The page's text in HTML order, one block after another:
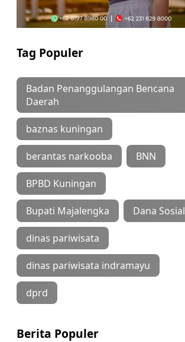
Tag Populer
Badan Penanggulangan Bencana
Daerah
baznas kuningan
berantas narkooba BNN
BPBD Kuningan
Bupati Majalengka Dana Sosial
dinas pariwisata
dinas pariwisata indramayu
dprd
Berita Populer